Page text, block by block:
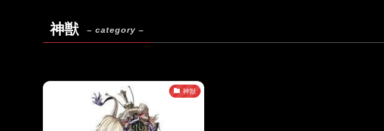
神獣 – category –
神獣